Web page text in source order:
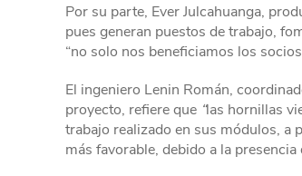
Por su parte, Ever Julcahuanga,
pues generan puestos de trabajo,
“no solo nos beneficiamos los
El ingeniero Lenin Román,
proyecto, refiere que “las hornillas
trabajo realizado en sus módulos, a
más favorable, debido a la